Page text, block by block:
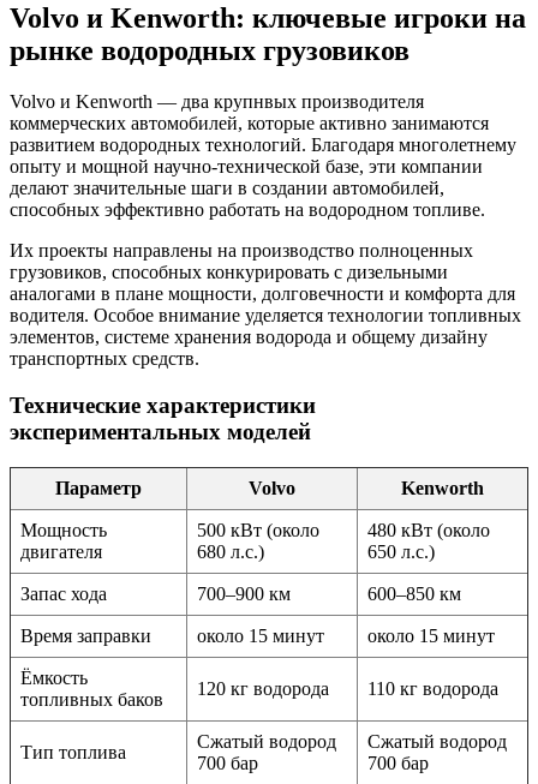
Volvo и Kenworth: ключевые игроки на
рынке водородных грузовиков
Volvo и Kenworth — два крупнвых производителя
коммерческих автомобилей, которые активно занимаются
развитием водородных технологий. Благодаря многолетнему
опыту и мощной научно-технической базе, эти компании
делают значительные шаги в создании автомобилей,
способных эффективно работать на водородном топливе.
Их проекты направлены на производство полноценных
грузовиков, способных конкурировать с дизельными
аналогами в плане мощности, долговечности и комфорта для
водителя. Особое внимание уделяется технологии топливных
элементов, системе хранения водорода и общему дизайну
транспортных средств.
Технические характеристики
экспериментальных моделей
Параметр Volvo Kenworth
Мощность
двигателя
500 кВт (около
680 л.с.)
480 кВт (около
650 л.с.)
Запас хода 700–900 км 600–850 км
Время заправки около 15 минут около 15 минут
Ёмкость
топливных баков
120 кг водорода 110 кг водорода
Тип топлива
Сжатый водород
700 бар
Сжатый водород
700 бар